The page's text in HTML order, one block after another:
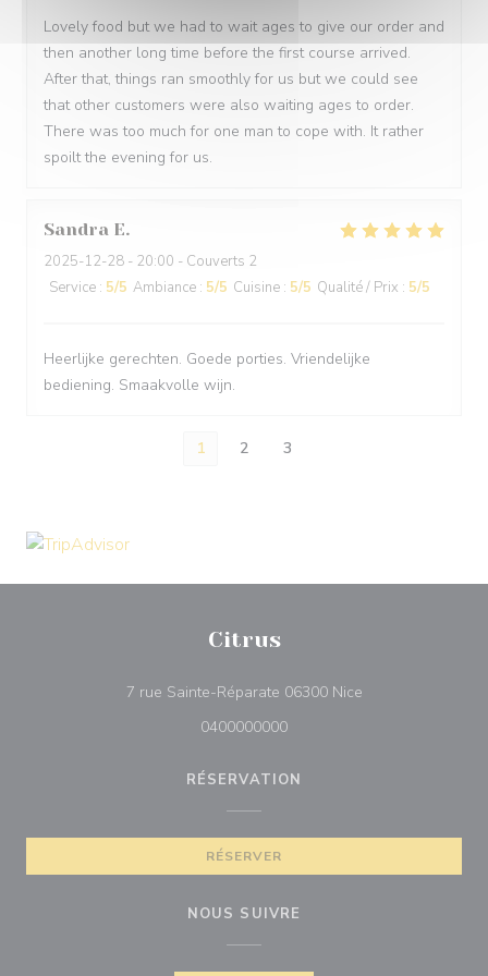
Lovely food but we had to wait ages to give our order and
then another long time before the first course arrived.
After that, things ran smoothly for us but we could see
that other customers were also waiting ages to order.
There was too much for one man to cope with. It rather
spoilt the evening for us.
Sandra E
2025-12-28 - 20:00 - Couverts 2
Service : 5/5 Ambiance : 5/5 Cuisine : 5/5 Qualité / Prix : 5/5
Heerlijke gerechten. Goede porties. Vriendelijke
bediening. Smaakvolle wijn.
1 2 3
Citrus
7 rue Sainte-Réparate 06300 Nice((ouvre une
0400000000
RÉSERVATION
RÉSERVER
NOUS SUIVRE